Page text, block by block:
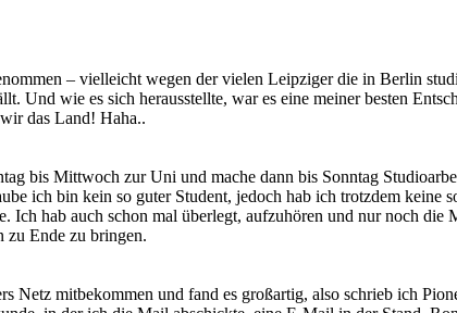
– vielleicht wegen der vielen Leipziger die in Berlin
wie es sich herausstellte, war es eine meiner besten
das Land! Haha..
bis Mittwoch zur Uni und mache dann bis Sonntag
ich bin kein so guter Student, jedoch hab ich trotzdem keine
hab auch schon mal überlegt, aufzuhören und nur noch die
zu Ende zu bringen.
mitbekommen und fand es großartig, also schrieb ich